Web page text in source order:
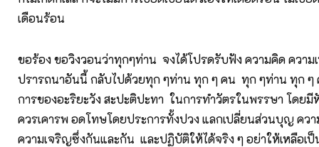
เดือนร้อน
ขอร้อง ขอวิงวอนว่าทุกๆท่าน จงได้โปรดรับฟัง ความคิด ความ
ปรารถนาอันนี้ กลับไปด้วยทุก ๆท่าน ทุก ๆ คน ทุก ๆท่าน ทุก
การของอะริยะวัง สะปะติปะทา ในการทำวัตรในพรรษา โดยมี
ควรเคารพ อดโทษโดยประการทั้งปวง แลกเปลี่ยนส่วนบุญ ควา
ความเจริญซึ่งกันและกัน และปฏิบัติให้ได้จริง ๆ อย่าให้เหลือเป็